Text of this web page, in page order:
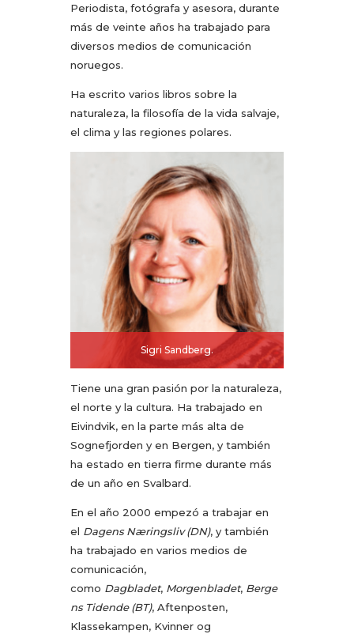
Periodista, fotógrafa y asesora, durante
más de veinte años ha trabajado para
diversos medios de comunicación
noruegos.
Ha escrito varios libros sobre la
naturaleza, la filosofía de la vida salvaje,
el clima y las regiones polares.
Sigri Sandberg.
Tiene una gran pasión por la naturaleza,
el norte y la cultura. Ha trabajado en
Eivindvik, en la parte más alta de
Sognefjorden y en Bergen, y también
ha estado en tierra firme durante más
de un año en Svalbard.
En el año 2000 empezó a trabajar en
el Dagens Næringsliv (DN), y también
ha trabajado en varios medios de
comunicación,
como Dagbladet, Morgenbladet, Berge
ns Tidende (BT), Aftenposten,
Klassekampen, Kvinner og